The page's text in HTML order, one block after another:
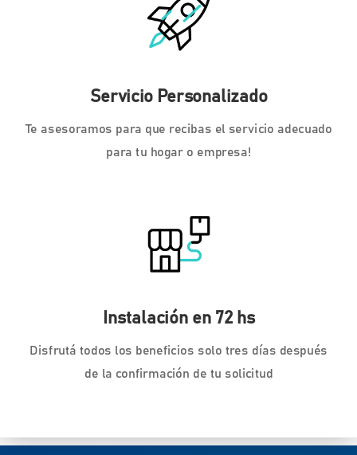
Servicio Personalizado
Te asesoramos para que recibas el servicio adecuado
para tu hogar o empresa!
Instalación en 72 hs
Disfrutá todos los beneficios solo tres días después
de la confirmación de tu solicitud